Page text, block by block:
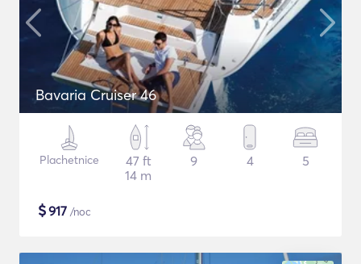
Bavaria Cruiser 46
Plachetnice
47 ft
14 m
9 4 5
$917 /noc